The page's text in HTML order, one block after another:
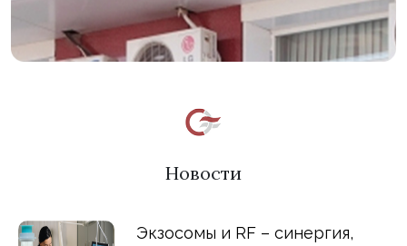
Новости
Экзосомы и RF – синергия,